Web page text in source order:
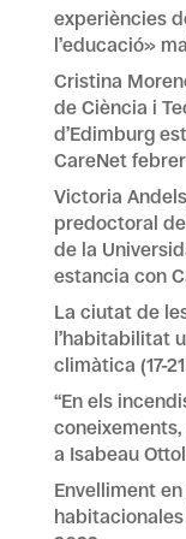
experiències
l’educació»
Cristina
de Ciència i
d’Edimburg
CareNet
Victoria
predoctoral
de la
estancia con
La ciutat de
l’habitabilitat
climàtica (17-
“En els
a Isabeau
Envelliment